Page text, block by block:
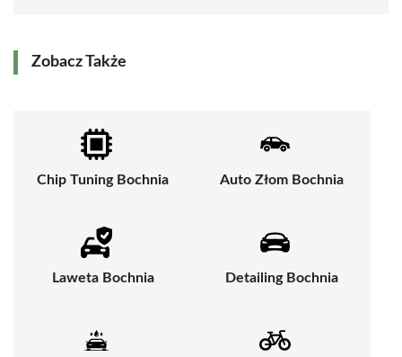
Zobacz Także
Chip Tuning Bochnia Auto Złom Bochnia
Laweta Bochnia Detailing Bochnia